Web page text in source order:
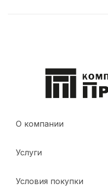
О компании
Услуги
Условия покупки